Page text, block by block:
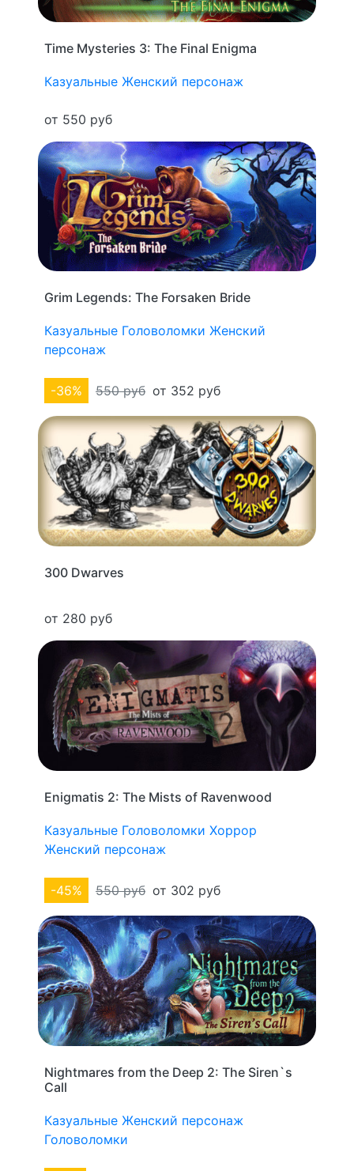
Time Mysteries 3: The Final Enigma
Казуальные Женский персонаж
от 550 руб
Grim Legends: The Forsaken Bride
Казуальные Головоломки Женский
персонаж
-36% 550 руб от 352 руб
300 Dwarves
от 280 руб
Enigmatis 2: The Mists of Ravenwood
Казуальные Головоломки Хоррор
Женский персонаж
-45% 550 руб от 302 руб
Nightmares from the Deep 2: The Siren`s
Call
Казуальные Женский персонаж
Головоломки